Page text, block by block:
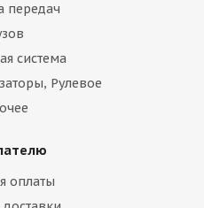
передач
система
Рулевое
оплаты